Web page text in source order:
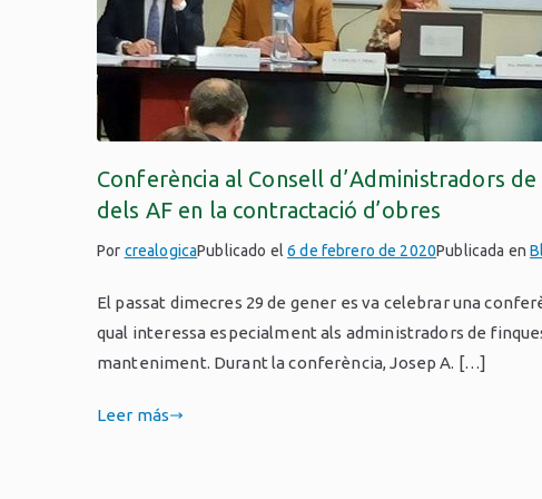
Conferència al Consell d’Administradors
dels AF en la contractació d’obres
Por crealogicaPublicado el6 de febrero de 2020Publicada en
El passat dimecres 29 de gener es va celebrar una
qual interessa especialment als administradors de
manteniment. Durant la conferència, Josep A. […]
Leer más